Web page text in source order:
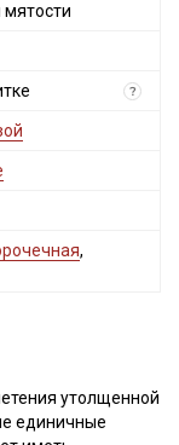
?
,
утолщенной
единичные